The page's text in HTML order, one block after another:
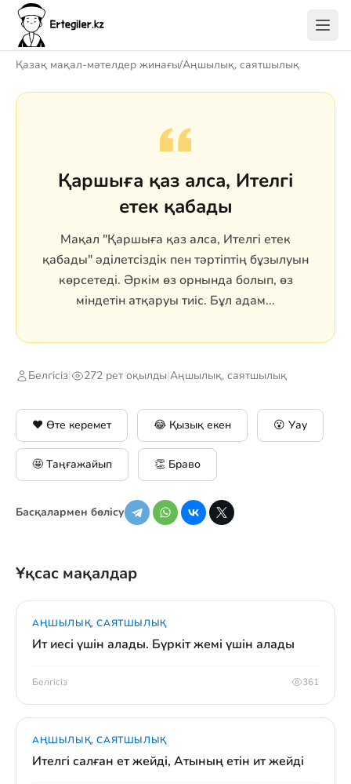
Қазақ мақал-мәтелдер жинағы/Аңшылық, саятшылық
Қаршыға қаз алса, Ителгі
етек қабады
Мақал "Қаршыға қаз алса, Ителгі етек
қабады" әділетсіздік пен тәртіптің бұзылуын
көрсетеді. Әркім өз орнында болып, өз
міндетін атқаруы тиіс. Бұл адам...
Белгісіз| 272 рет оқылды|Аңшылық, саятшылық
❤️ Өте керемет 😂 Қызық екен 😮 Уау
🤩 Таңғажайып 👏 Браво
Басқалармен бөлісу
Ұқсас мақалдар
АҢШЫЛЫҚ, САЯТШЫЛЫҚ
Ит иесі үшін алады. Бүркіт жемі үшін алады
Белгісіз 361
АҢШЫЛЫҚ, САЯТШЫЛЫҚ
Ителгі салған ет жейді, Атының етін ит жейді